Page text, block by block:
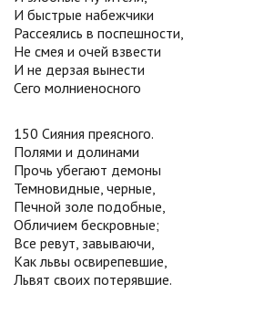
И быстрые набежчики
Рассеялись в поспешности,
Не смея и очей взвести
И не дерзая вынести
Сего молниеносного
150 Сияния преясного.
Полями и долинами
Прочь убегают демоны
Темновидные, черные,
Печной золе подобные,
Обличием бескровные;
Все ревут, завываючи,
Как львы освирепевшие,
Львят своих потерявшие.